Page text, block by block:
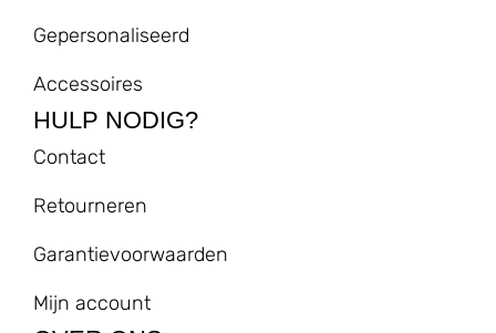
Gepersonaliseerd
Accessoires
HULP NODIG?
Contact
Retourneren
Garantievoorwaarden
Mijn account